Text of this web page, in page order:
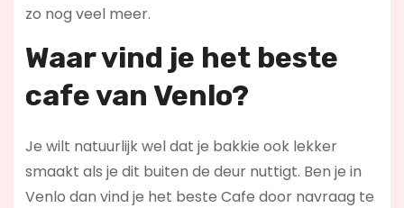
zo nog veel meer.
Waar vind je het beste
cafe van Venlo?
Je wilt natuurlijk wel dat je bakkie ook lekker
smaakt als je dit buiten de deur nuttigt. Ben je in
Venlo dan vind je het beste Cafe door navraag te